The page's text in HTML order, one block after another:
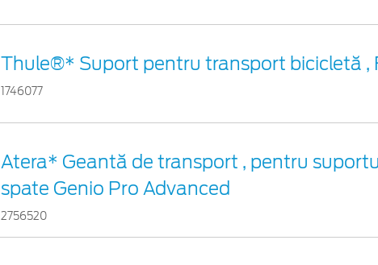
Thule®* Suport pentru transport bicicletă ,
1746077
Atera* Geantă de transport , pentru
spate Genio Pro Advanced
2756520